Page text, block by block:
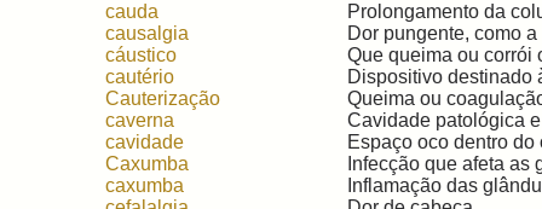
cauda
Prolongamento da
causalgia
Dor pungente, como
cáustico
Que queima ou corrói
cautério
Dispositivo destinado
Cauterização
Queima ou
caverna
Cavidade patológica
cavidade
Espaço oco dentro
Caxumba
Infecção que afeta
caxumba
Inflamação das